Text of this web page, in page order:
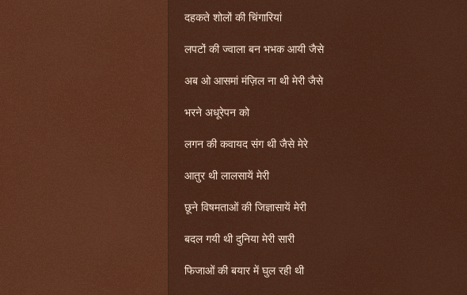
दहकते शोलों की चिंगारियां
लपटों की ज्वाला बन भभक आयी जैसे
अब ओ आसमां मंज़िल ना थी मेरी जैसे
भरने अधूरेपन को
लगन की कवायद संग थी जैसे मेरे
आतुर थी लालसायें मेरी
छूने विषमताओं की जिज्ञासायें मेरी
बदल गयी थी दुनिया मेरी सारी
फिजाओं की बयार में घुल रही थी